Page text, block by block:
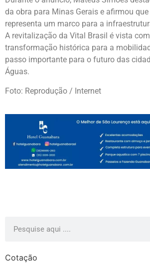
da obra para Minas Gerais e afirmou
representa um marco para a
A revitalização da Vital Brasil é vista
transformação histórica para a
passo importante para o futuro das
Águas.
Foto: Reprodução / Internet
Cotação